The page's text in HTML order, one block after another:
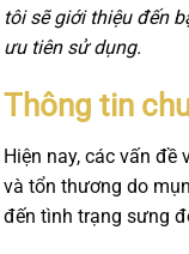
tôi sẽ giới thiệu đến
ưu tiên sử dụng.
Thông tin
Hiện nay, các vấn
và tổn thương do
đến tình trạng sưng